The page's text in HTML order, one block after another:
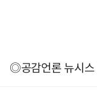
◎공감언론 뉴시스